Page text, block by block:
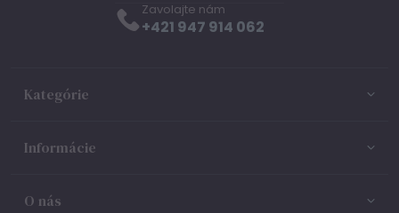
Zavolajte nám
+421 947 914 062
Kategórie
Informácie
O nás